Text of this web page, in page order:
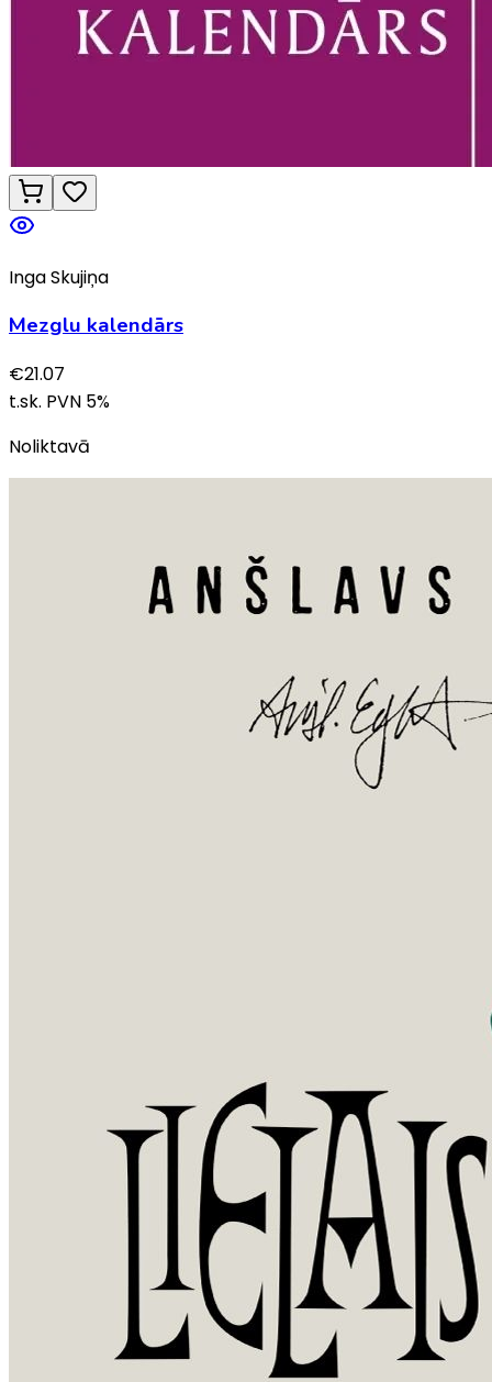
Inga Skujiņa
Mezglu kalendārs
€21.07
t.sk. PVN 5%
Noliktavā